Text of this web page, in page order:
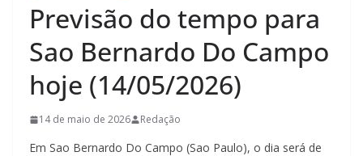
Previsão do tempo para
Sao Bernardo Do Campo
hoje (14/05/2026)
14 de maio de 2026 Redação
Em Sao Bernardo Do Campo (Sao Paulo), o dia será de